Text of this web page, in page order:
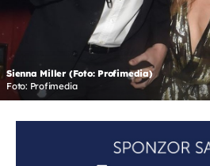
Sienna Miller (Foto: Profimedia)
Foto: Profimedia